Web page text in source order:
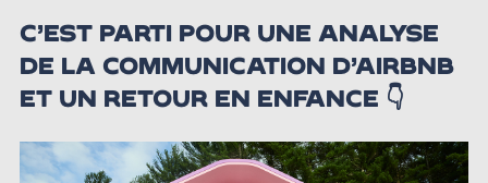
C’EST PARTI POUR UNE ANALYSE
DE LA COMMUNICATION D’AIRBNB
ET UN RETOUR EN ENFANCE 👇